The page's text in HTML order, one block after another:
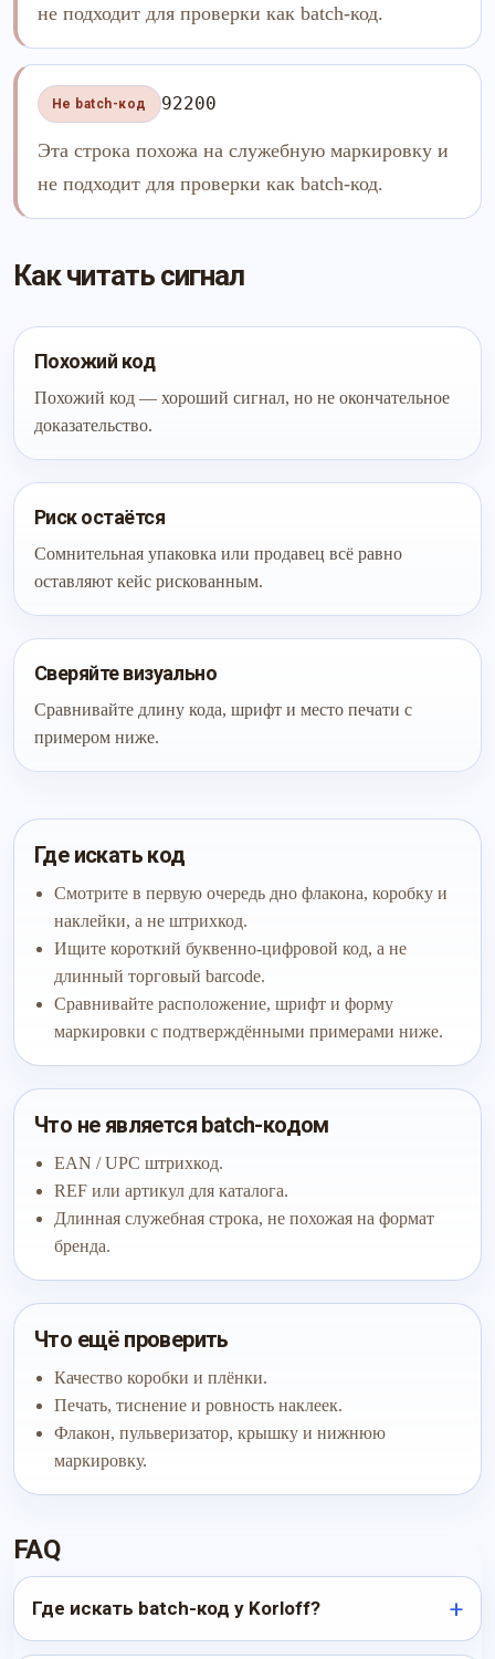
не подходит для проверки как batch-код.
Не batch-код 92200
Эта строка похожа на служебную маркировку и
не подходит для проверки как batch-код.
Как читать сигнал
Похожий код
Похожий код — хороший сигнал, но не окончательное
доказательство.
Риск остаётся
Сомнительная упаковка или продавец всё равно
оставляют кейс рискованным.
Сверяйте визуально
Сравнивайте длину кода, шрифт и место печати с
примером ниже.
Где искать код
Смотрите в первую очередь дно флакона, коробку и
наклейки, а не штрихкод.
Ищите короткий буквенно-цифровой код, а не
длинный торговый barcode.
Сравнивайте расположение, шрифт и форму
маркировки с подтверждёнными примерами ниже.
Что не является batch-кодом
EAN / UPC штрихкод.
REF или артикул для каталога.
Длинная служебная строка, не похожая на формат
бренда.
Что ещё проверить
Качество коробки и плёнки.
Печать, тиснение и ровность наклеек.
Флакон, пульверизатор, крышку и нижнюю
маркировку.
FAQ
Где искать batch-код у Korloff?